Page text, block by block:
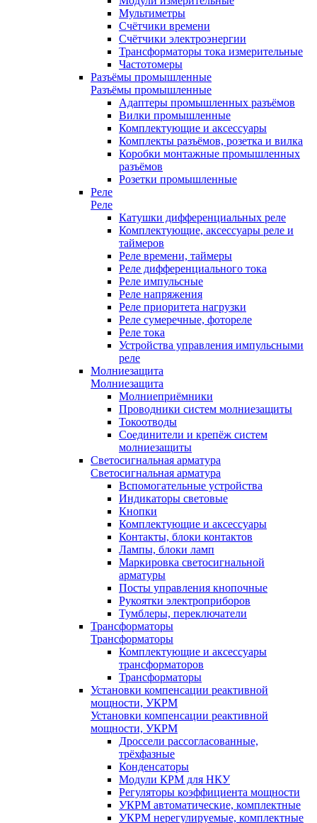
Мультиметры
Счётчики времени
Счётчики электроэнергии
Трансформаторы тока измерительные
Частотомеры
Разъёмы промышленные
Разъёмы промышленные
Адаптеры промышленных разъёмов
Вилки промышленные
Комплектующие и аксессуары
Комплекты разъёмов, розетка и вилка
Коробки монтажные промышленных
разъёмов
Розетки промышленные
Реле
Реле
Катушки дифференциальных реле
Комплектующие, аксессуары реле и
таймеров
Реле времени, таймеры
Реле дифференциального тока
Реле импульсные
Реле напряжения
Реле приоритета нагрузки
Реле сумеречные, фотореле
Реле тока
Устройства управления импульсными
реле
Молниезащита
Молниезащита
Молниеприёмники
Проводники систем молниезащиты
Токоотводы
Соединители и крепёж систем
молниезащиты
Светосигнальная арматура
Светосигнальная арматура
Вспомогательные устройства
Индикаторы световые
Кнопки
Комплектующие и аксессуары
Контакты, блоки контактов
Лампы, блоки ламп
Маркировка светосигнальной
арматуры
Посты управления кнопочные
Рукоятки электроприборов
Тумблеры, переключатели
Трансформаторы
Трансформаторы
Комплектующие и аксессуары
трансформаторов
Трансформаторы
Установки компенсации реактивной
мощности, УКРМ
Установки компенсации реактивной
мощности, УКРМ
Дроссели рассогласованные,
трёхфазные
Конденсаторы
Модули КРМ для НКУ
Регуляторы коэффициента мощности
УКРМ автоматические, комплектные
УКРМ нерегулируемые, комплектные